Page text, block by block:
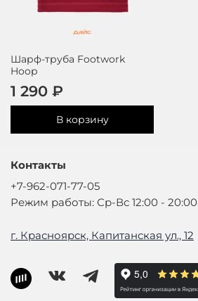
Шарф-труба Footwork
Hoop
1 290 ₽
В корзину
Контакты
+7-962-071-77-05
Режим работы: Ср-Вс 12:00 - 20:00
г. Красноярск, Капитанская ул., 12